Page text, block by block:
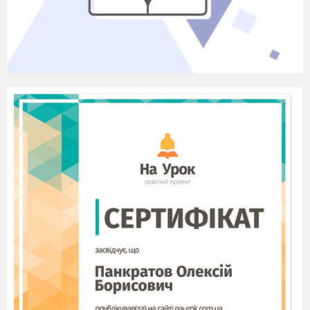
іншого. Діти прагнуть скористатися
позитивним прикладом свого
чи
до вчинків людей, викликає прагнення
наслідувати хорошому
противитися поганому
поводженню
казкових героїв,
самим
закласти в душі і
свідомості
дитини
певні моральні
установки.
Діти і казка нероздільні, вони
створені одне для одного і тому знайомство
з
казками
допомагає у вирішенні
морального виховання дітей дошкільного
віку.